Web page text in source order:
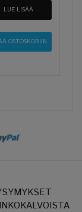
LUE LISÄÄ